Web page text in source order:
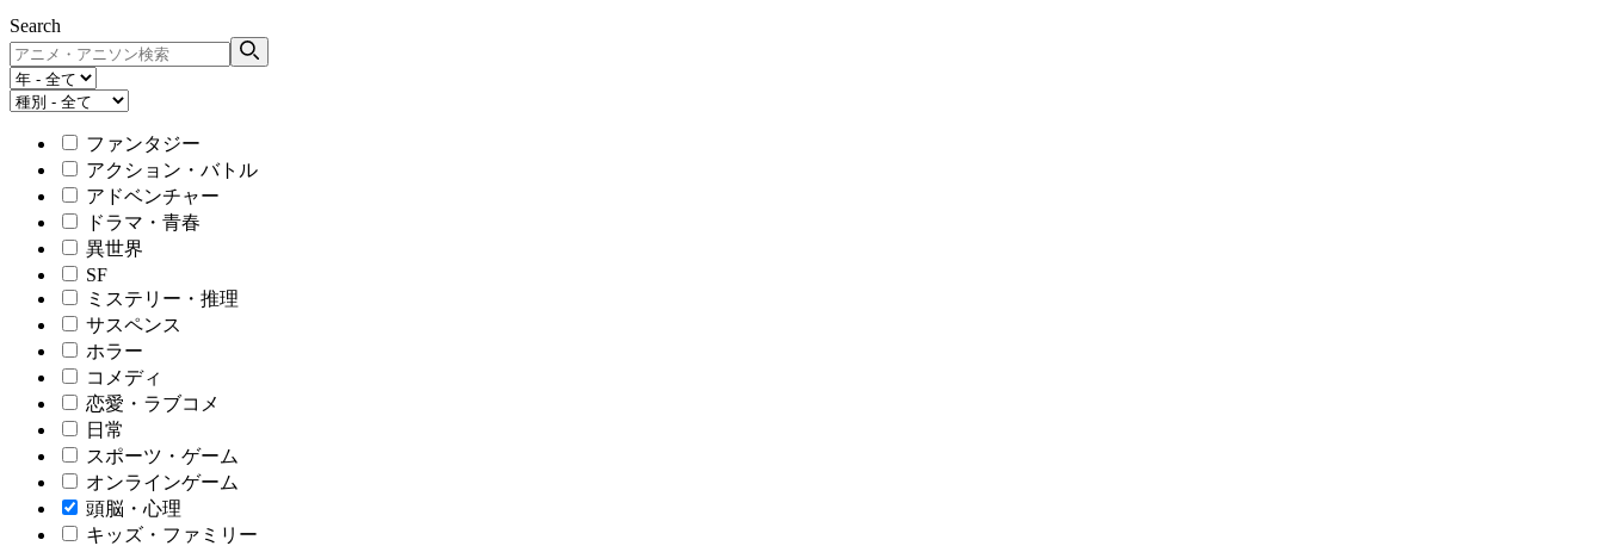
Search
ファンタジー
アクション・バトル
アドベンチャー
ドラマ・青春
異世界
SF
ミステリー・推理
サスペンス
ホラー
コメディ
恋愛・ラブコメ
日常
スポーツ・ゲーム
オンラインゲーム
頭脳・心理
キッズ・ファミリー